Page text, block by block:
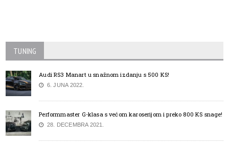
TUNING
Audi RS3 Manart u snažnom izdanju s 500 KS!
6. JUNA 2022.
Performmaster G-klasa s većom karoserijom i preko 800 KS snage!
28. DECEMBRA 2021.